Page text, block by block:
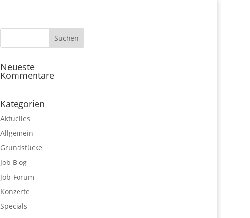
Neueste
Kommentare
Kategorien
Aktuelles
Allgemein
Grundstücke
Job Blog
Job-Forum
Konzerte
Specials